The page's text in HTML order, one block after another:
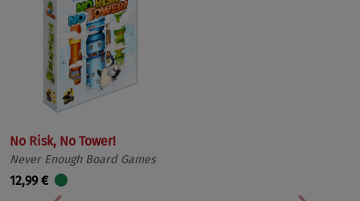
No Risk, No Tower!
Never Enough Board Games
12,99 €